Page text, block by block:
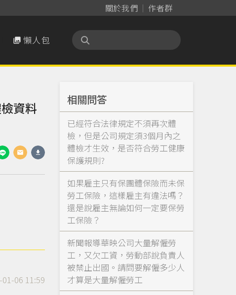
關於我們 作者群
 懶人包
資料
06 11:59
相關問答
已經符合法律規定不須再次體
檢，但是公司規定須3個月內之
體檢才生效，是否符合勞工健康
保護規則?
如果雇主只有保團體保險而未保
勞工保險，這樣雇主有違法嗎？
還是說雇主無論如何一定要保勞
工保險？
新聞報導華映公司大量解僱勞
工，又欠工資，勞動部說負責人
被禁止出國。請問要解僱多少人
才算是大量解僱勞工